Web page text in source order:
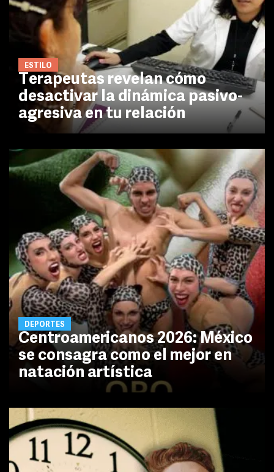
ESTILO
Terapeutas revelan cómo
desactivar la dinámica pasivo-
agresiva en tu relación
DEPORTES
Centroamericanos 2026: México
se consagra como el mejor en
natación artística